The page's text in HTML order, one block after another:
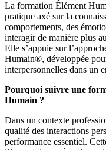
La formation Élément
pratique axé sur la
comportements, des
interagir de manière plus
Elle s’appuie sur
Humain®, développée
interpersonnelles dans un
Pourquoi suivre une
Humain ?
Dans un contexte
qualité des interactions
performance essentiel.